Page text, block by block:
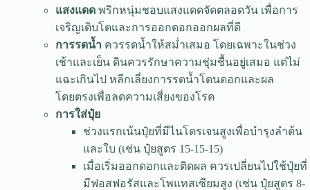
แสงแดด พริกหนุ่มชอบแสงแดดจัดตลอดวัน เพื่อการ
เจริญเติบโตและการออกดอกออกผลที่ดี
การรดน้ำ ควรรดน้ำให้สม่ำเสมอ โดยเฉพาะในช่วง
เช้าและเย็น ดินควรรักษาความชุ่มชื้นอยู่เสมอ แต่ไม่
แฉะเกินไป หลีกเลี่ยงการรดน้ำโดนดอกและผล
โดยตรงเพื่อลดความเสี่ยงของโรค
การใส่ปุ๋ย
ช่วงแรกเน้นปุ๋ยที่มีไนโตรเจนสูงเพื่อบำรุงลำต้น
และใบ (เช่น ปุ๋ยสูตร 15-15-15)
เมื่อเริ่มออกดอกและติดผล ควรเปลี่ยนไปใช้ปุ๋ยที่
มีฟอสฟอรัสและโพแทสเซียมสูง (เช่น ปุ๋ยสูตร 8-